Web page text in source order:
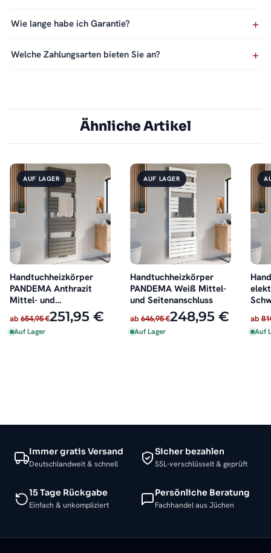
Wie lange habe ich Garantie?
Welche Zahlungsarten bieten Sie an?
Ähnliche Artikel
AUF LAGER
Handtuchheizkörper
PANDEMA Anthrazit
Mittel- und
Seitenanschluss
ab 654,95 €251,95 €
Auf Lager
AUF LAGER
Handtuchheizkörper
PANDEMA Weiß Mittel-
und Seitenanschluss
ab 646,95 €248,95 €
Auf Lager
ab
Auf
Immer gratis Versand
Deutschlandweit & schnell
Sicher bezahlen
SSL-verschlüsselt & geprüft
15 Tage Rückgabe
Einfach & unkompliziert
Persönliche Beratung
Fachhandel aus Jüchen